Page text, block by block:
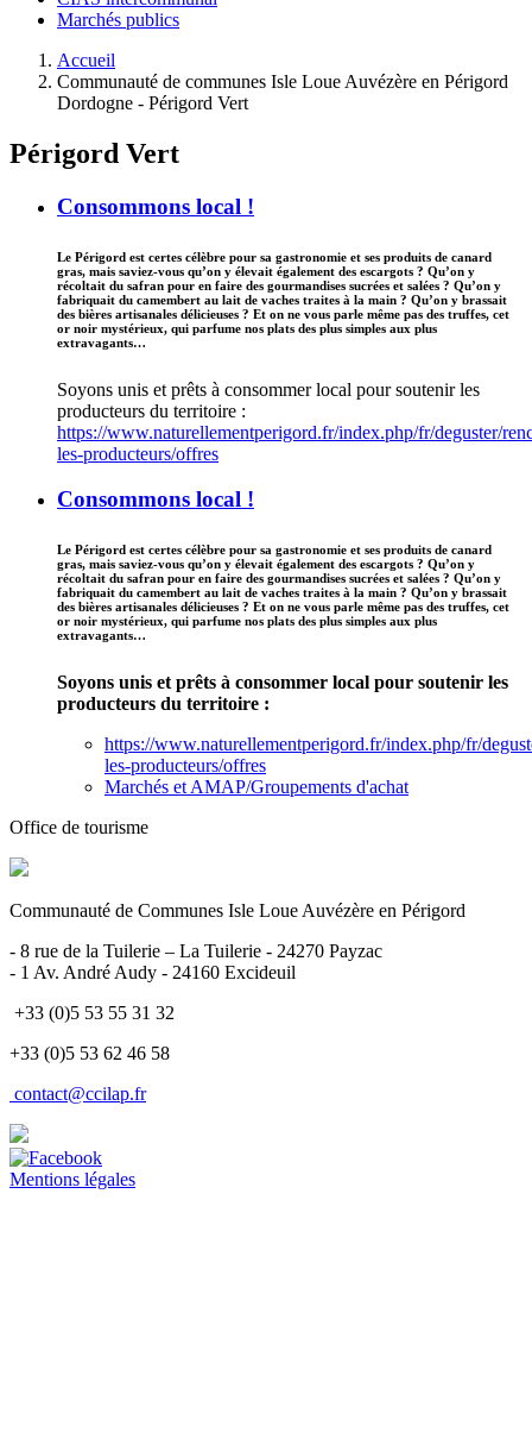
Marchés publics
Accueil
Communauté de communes Isle Loue Auvézère en Périgord
Dordogne - Périgord Vert
Périgord Vert
Consommons local !
Le Périgord est certes célèbre pour sa gastronomie et ses produits de canard
gras, mais saviez-vous qu’on y élevait également des escargots ? Qu’on y
récoltait du safran pour en faire des gourmandises sucrées et salées ? Qu’on y
fabriquait du camembert au lait de vaches traites à la main ? Qu’on y brassait
des bières artisanales délicieuses ? Et on ne vous parle même pas des truffes, cet
or noir mystérieux, qui parfume nos plats des plus simples aux plus
extravagants…
Soyons unis et prêts à consommer local pour soutenir les
producteurs du territoire :
https://www.naturellementperigord.fr/index.php/fr/deguster/
les-producteurs/offres
Consommons local !
Le Périgord est certes célèbre pour sa gastronomie et ses produits de canard
gras, mais saviez-vous qu’on y élevait également des escargots ? Qu’on y
récoltait du safran pour en faire des gourmandises sucrées et salées ? Qu’on y
fabriquait du camembert au lait de vaches traites à la main ? Qu’on y brassait
des bières artisanales délicieuses ? Et on ne vous parle même pas des truffes, cet
or noir mystérieux, qui parfume nos plats des plus simples aux plus
extravagants…
Soyons unis et prêts à consommer local pour soutenir les
producteurs du territoire :
https://www.naturellementperigord.fr/index.php/fr/
les-producteurs/offres
Marchés et AMAP/Groupements d'achat
Office de tourisme
Communauté de Communes Isle Loue Auvézère en Périgord
- 8 rue de la Tuilerie – La Tuilerie - 24270 Payzac
- 1 Av. André Audy - 24160 Excideuil
+33 (0)5 53 55 31 32
+33 (0)5 53 62 46 58
contact@ccilap.fr
Mentions légales